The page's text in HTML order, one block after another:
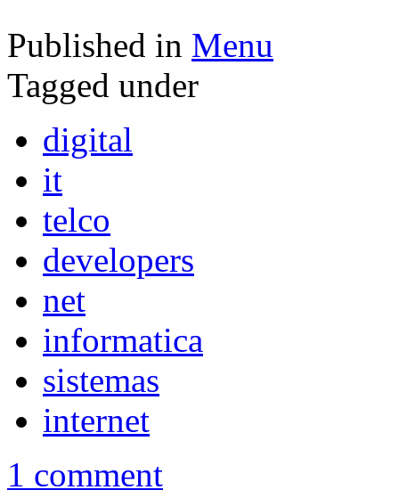
Published in Menu
Tagged under
digital
it
telco
developers
net
informatica
sistemas
internet
1 comment